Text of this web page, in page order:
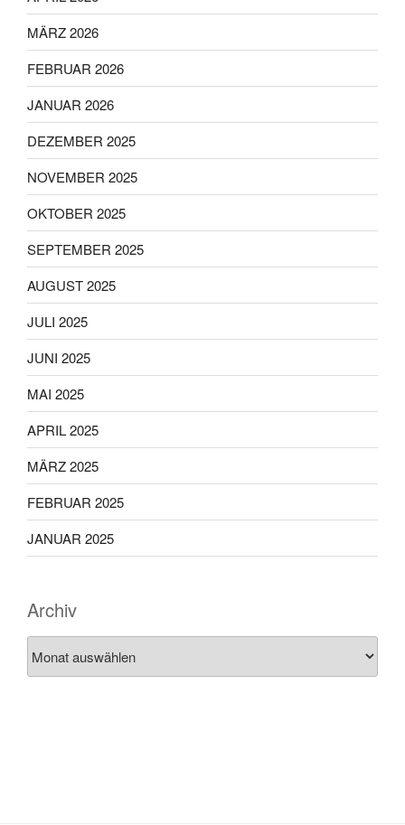
MÄRZ 2026
FEBRUAR 2026
JANUAR 2026
DEZEMBER 2025
NOVEMBER 2025
OKTOBER 2025
SEPTEMBER 2025
AUGUST 2025
JULI 2025
JUNI 2025
MAI 2025
APRIL 2025
MÄRZ 2025
FEBRUAR 2025
JANUAR 2025
Archiv